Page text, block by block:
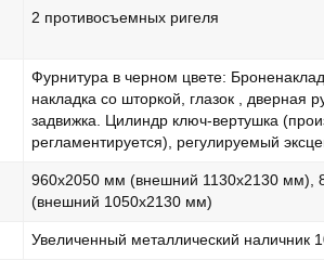
2 противосъемных ригеля
Фурнитура в черном цвете:
накладка со шторкой, глазок , дверная
задвижка. Цилиндр ключ-вертушка
регламентируется), регулируемый
960х2050 мм (внешний 1130х2130 мм),
(внешний 1050х2130 мм)
Увеличенный металлический наличник